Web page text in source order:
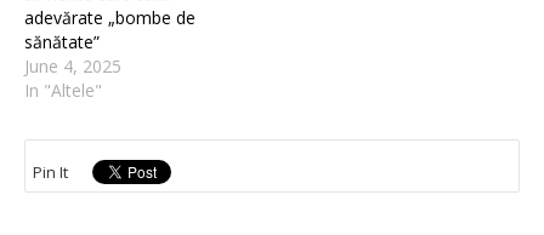
adevărate „bombe de
sănătate”
June 4, 2025
In "Altele"
Pin It